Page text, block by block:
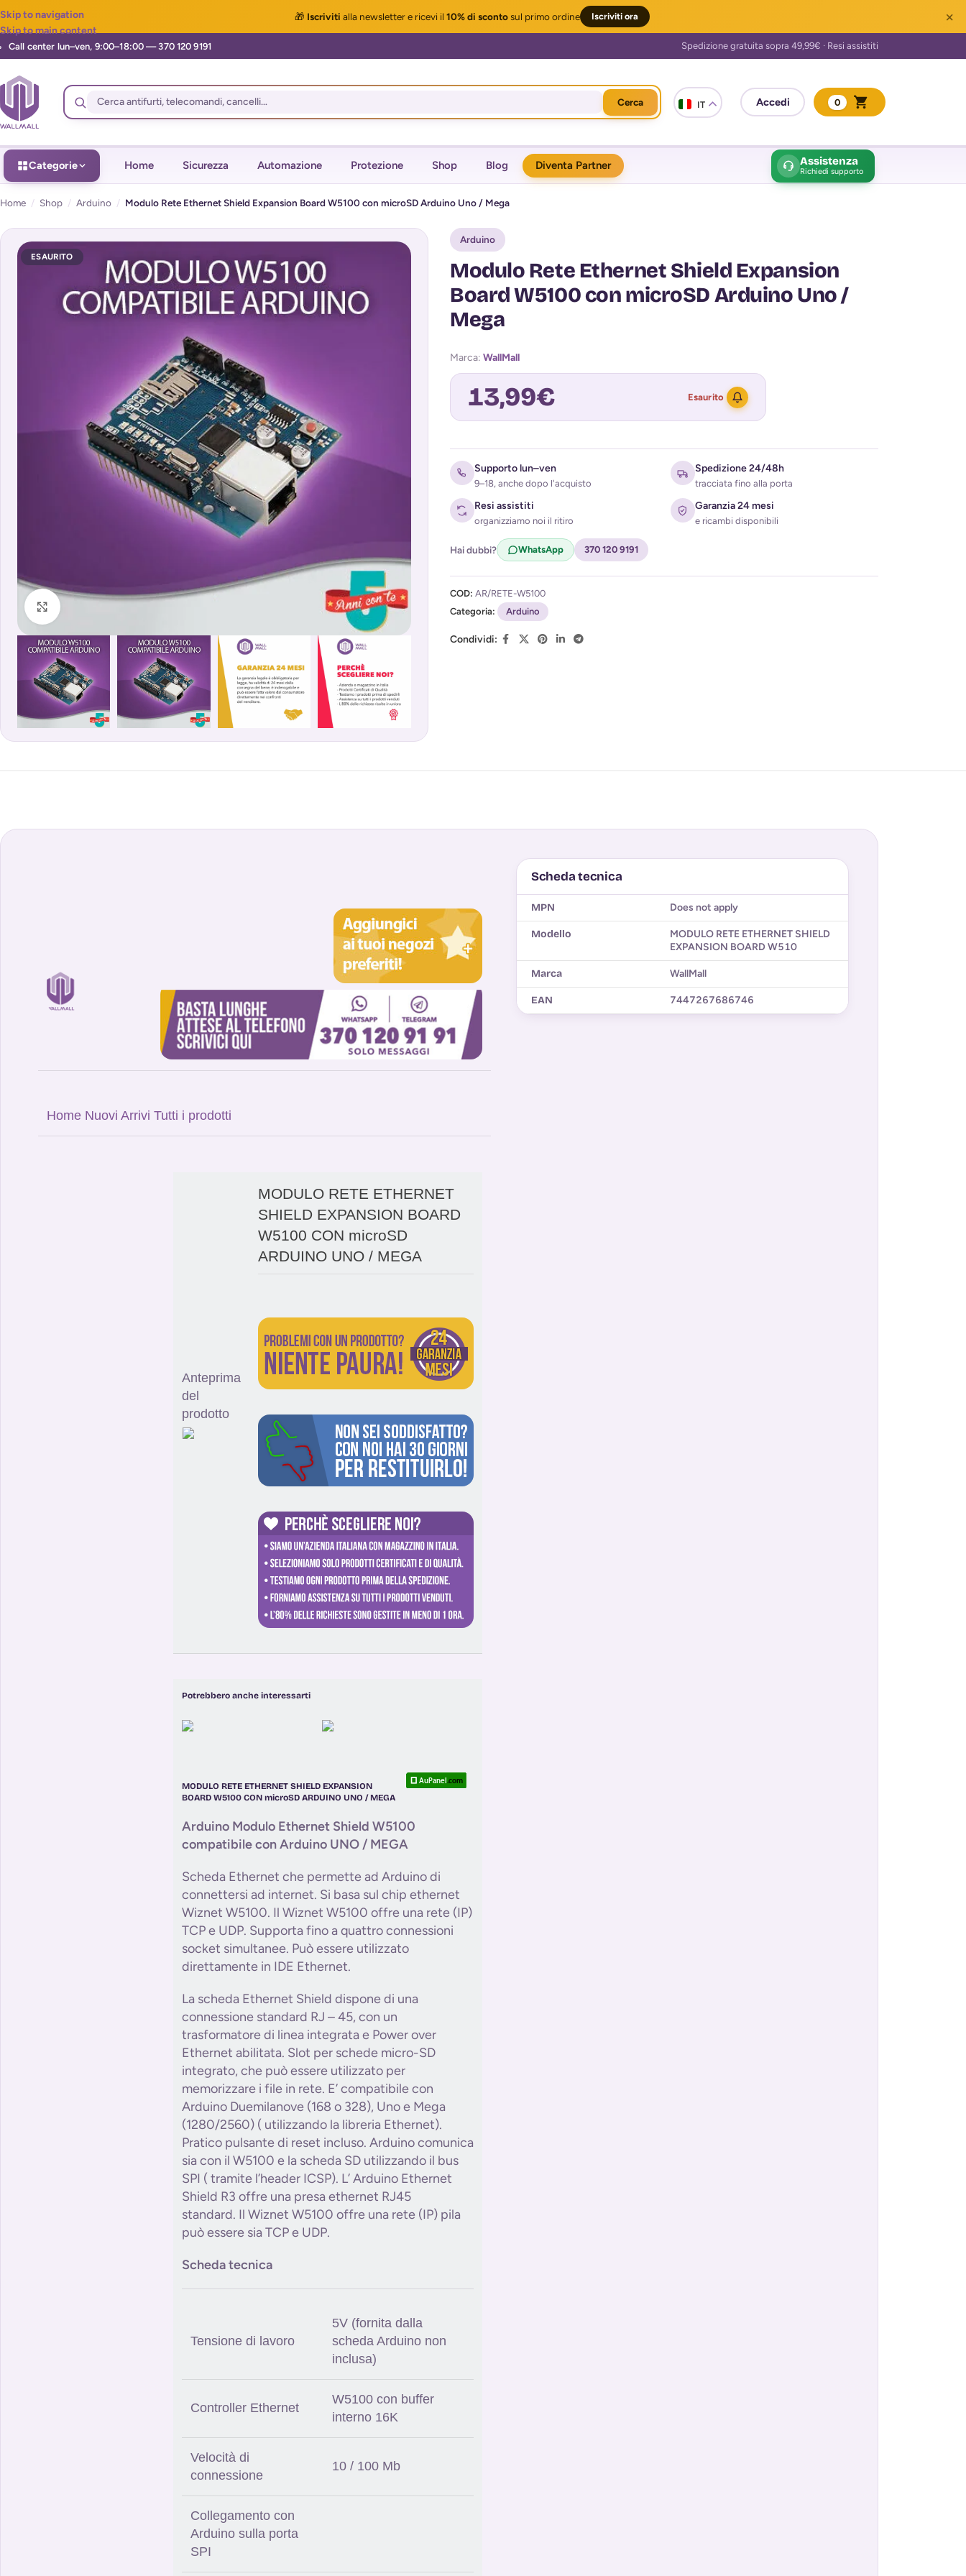
🎁 Iscriviti alla newslettere ricevi il 10% di scontosul primo ordine Iscriviti ora ×
Skip to navigation
Skip to main content
Cerca IT 0
Categorie Home Sicurezza Automazione Protezione Shop Blog Diventa Partner Assistenza
Richiedi supporto
Home / Shop / Arduino / Modulo Rete Ethernet Shield Expansion Board W5100 con microSD Arduino Uno / Mega
ESAURITO
Arduino
Modulo Rete Ethernet Shield Expansion
Board W5100 con microSD Arduino Uno /
Mega
Marca: WallMall
13,99€ Esaurito
Acconsento al trattamento dei miei dati per ricevere l'avviso di disponibilità
(Privacy Policy)
Supporto lun–ven
9–18, anche dopo l'acquisto
Spedizione 24/48h
tracciata fino alla porta
Resi assistiti
organizziamo noi il ritiro
Garanzia 24 mesi
e ricambi disponibili
Hai dubbi? WhatsApp 370 120 9191
COD: AR/RETE-W5100
Categoria:
Arduino
Condividi:
Home Nuovi Arrivi Tutti i prodotti
Anteprima
del
prodotto
MODULO RETE ETHERNET
SHIELD EXPANSION BOARD
W5100 CON microSD
ARDUINO UNO / MEGA
Potrebbero anche interessarti
MODULO RETE ETHERNET SHIELD EXPANSION
BOARD W5100 CON microSD ARDUINO UNO / MEGA
Arduino Modulo Ethernet Shield W5100
compatibile con Arduino UNO / MEGA
Scheda Ethernet che permette ad Arduino di
connettersi ad internet. Si basa sul chip ethernet
Wiznet W5100. Il Wiznet W5100 offre una rete (IP)
TCP e UDP. Supporta fino a quattro connessioni
socket simultanee. Può essere utilizzato
direttamente in IDE Ethernet.
La scheda Ethernet Shield dispone di una
connessione standard RJ – 45, con un
trasformatore di linea integrata e Power over
Ethernet abilitata. Slot per schede micro-SD
integrato, che può essere utilizzato per
memorizzare i file in rete. E’ compatibile con
Arduino Duemilanove (168 o 328), Uno e Mega
(1280/2560) ( utilizzando la libreria Ethernet).
Pratico pulsante di reset incluso. Arduino comunica
sia con il W5100 e la scheda SD utilizzando il bus
SPI ( tramite l’header ICSP). L’ Arduino Ethernet
Shield R3 offre una presa ethernet RJ45
standard. Il Wiznet W5100 offre una rete (IP) pila
può essere sia TCP e UDP.
Scheda tecnica
Tensione di lavoro
5V (fornita dalla
scheda Arduino non
inclusa)
Controller Ethernet
W5100 con buffer
interno 16K
Velocità di
connessione
10 / 100 Mb
Collegamento con
Arduino sulla porta
SPI
Scheda tecnica
MPN Does not apply
Modello
MODULO RETE ETHERNET SHIELD
EXPANSION BOARD W510
Marca WallMall
EAN 7447267686746